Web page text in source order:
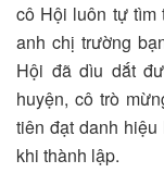
cô Hội luôn tự tìm
anh chị trường
Hội đã dìu dắt
huyện, cô trò
tiên đạt danh
khi thành lập.